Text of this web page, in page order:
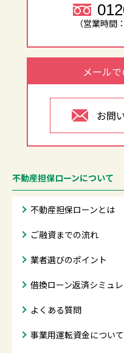
（営業時間
メール
お問
不動産担保ローンについて
不動産担保ローンとは
ご融資までの流れ
業者選びのポイント
借換ローン返済シミュ
よくある質問
事業用運転資金について